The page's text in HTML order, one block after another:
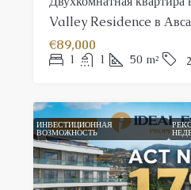
Valley Residence в
€89,000
1 1 50 m²
FEATURED
ИНВЕСТИЦИОННАЯ
ВОЗМОЖНОСТЬ